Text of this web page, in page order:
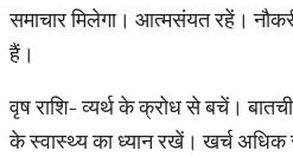
समाचार म‍िलेगा। आत्मसंयत रहें।
हैं।
वृष राशि- व्यर्थ के क्रोध से बचें।
के स्वास्थ्‍य का ध्यान रखें। खर्च अधिक